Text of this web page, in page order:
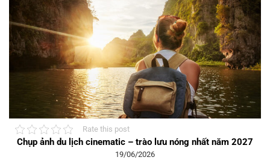
Rate this post
Chụp ảnh du lịch cinematic – trào lưu nóng nhất năm 2027
19/06/2026